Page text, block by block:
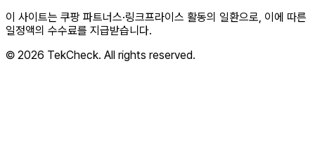
이 사이트는 쿠팡 파트너스·링크프라이스 활동의 일환으로, 이에 따른
일정액의 수수료를 지급받습니다.
© 2026 TekCheck. All rights reserved.